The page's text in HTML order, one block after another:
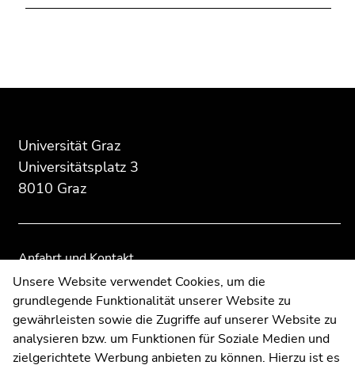
Beginn
Zusatzinformationen:
Universität Graz
Universitätsplatz 3
8010 Graz
Anfahrt und Kontakt
Kommunikation und Öffentlichkeitsarbeit
Moodle
UNIGRAZonline
Impressum
Ende
Übersicht
Ende
Übersicht
Unsere Website verwendet Cookies, um die
grundlegende Funktionalität unserer Website zu
gewährleisten sowie die Zugriffe auf unserer Website zu
analysieren bzw. um Funktionen für Soziale Medien und
zielgerichtete Werbung anbieten zu können. Hierzu ist es